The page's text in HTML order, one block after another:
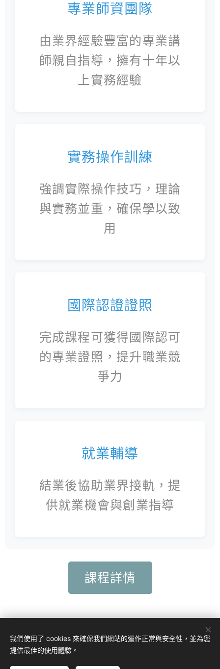
專業師資團隊
由業界經驗豐富的專業講
師親自指導，擁有十年以
上實務經驗
實務操作訓練
強調實際操作技巧，理論
與實務並重，確保學以致
用
國際認證證照
完成課程可獲得國際認可
的專業證照，提升職業競
爭力
就業輔導
結業後協助業界接軌，提
供就業機會與創業指導
課程詳情
我們使用了 cookies 來確保我們網站的運作正常與安全性，並為您
提供最佳的使用體驗。